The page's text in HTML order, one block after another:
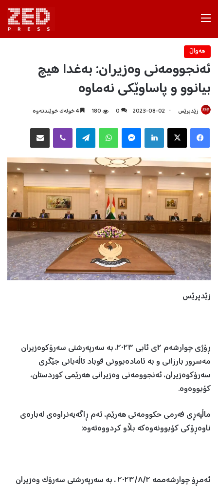
هه‌واڵ
ئەنجوومەنی وەزیران: بەغدا هیچ
بیانوو و پاساوێکی نەماوە
زێدپرێس 2023-08-02
0
180 4 خولەک خوێندنەوە
X
Telegram
زێدپرێس
ڕۆژی چوارشەم ٢ی ئابی ٢٠٢٣، بە سەرپەرشتی سەرۆکوەزیران
مەسرور بارزانی و بە ئامادەبوونی قوباد تاڵەبانی جێگری
سەرۆکوەزیران، ئەنجوومەنی وەزیرانی هەرێمی کوردستان،
کۆبووەوە.
ماڵپەڕی فەرمی حکوومەتی هەرێم، ئەم ڕاگەیەنراوەی لەبارەی
ناوەڕۆکی کۆبوونەوەکە بڵاو کردووەتەوە:
ئەمڕۆ چوارشەممە ٢٠٢٣/٨/٢ ، بە سەرپەرشتی سەرۆک وەزیران